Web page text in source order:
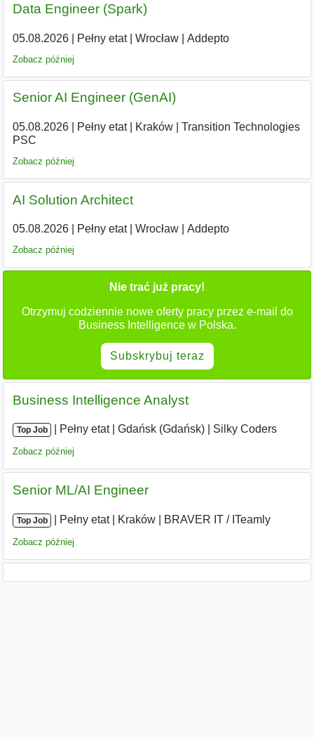
Data Engineer (Spark)
05.08.2026| Pełny etat| Wrocław| Addepto
Zobacz później
Senior AI Engineer (GenAI)
05.08.2026| Pełny etat| Kraków|
Transition Technologies
PSC
Zobacz później
AI Solution Architect
05.08.2026| Pełny etat| Wrocław| Addepto
Zobacz później
Nie trać już pracy!
Otrzymuj codziennie nowe oferty pracy przez e-mail do
Business Intelligence w Polska.
Subskrybuj teraz
Business Intelligence Analyst
Top Job Pełny etat| Gdańsk (Gdańsk) Silky Coders
Zobacz później
Senior ML/AI Engineer
Top Job Pełny etat| Kraków BRAVER IT / ITeamly
Zobacz później